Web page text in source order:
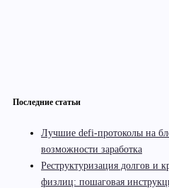
Последние статьи
Лучшие defi-протоколы на
возможности заработка
Реструктуризация долгов и
физлиц: пошаговая